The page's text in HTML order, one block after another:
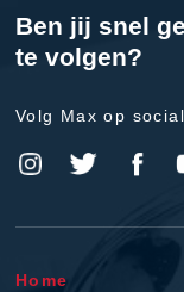
Ben jij snel
te volgen?
Volg Max op
Home